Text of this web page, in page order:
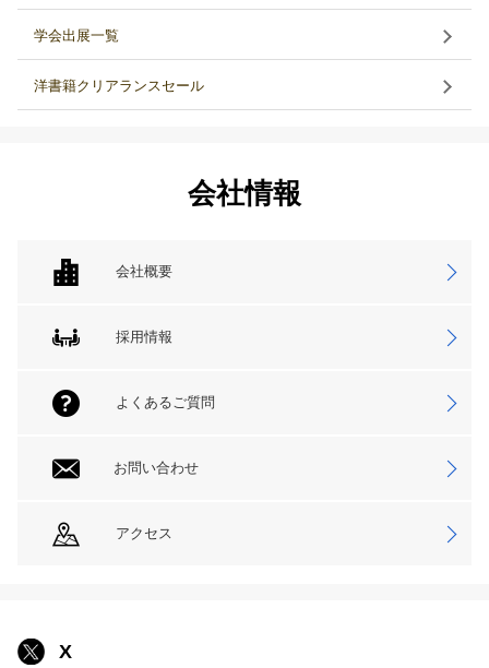
学会出展一覧
洋書籍クリアランスセール
会社情報
会社概要
採用情報
よくあるご質問
お問い合わせ
アクセス
X